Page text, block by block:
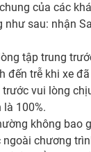
của các
như sau: nhận
tập trung
đến trễ khi xe
vui lòng
100%.
không bao
ngoài chương